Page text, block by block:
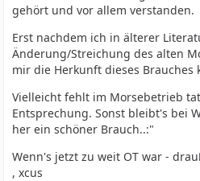
gehört und vor allem verstanden.
Erst nachdem ich in älterer
Änderung/Streichung des alten
mir die Herkunft dieses Brauches
Vielleicht fehlt im Morsebetrieb
Entsprechung. Sonst bleibt's bei
her ein schöner Brauch..:"
Wenn's jetzt zu weit OT war -
, xcus